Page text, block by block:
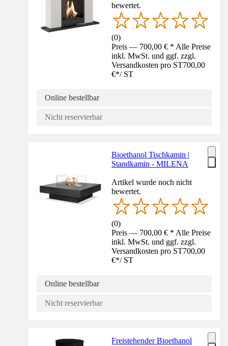
bewertet.
(0)
Preis — 700,00 € * Alle Preise
inkl. MwSt. und ggf. zzgl.
Versandkosten pro ST700,00
€*/ ST
Online bestellbar
Nicht reservierbar
Bioethanol Tischkamin |
Standkamin - MILENA
Artikel wurde noch nicht
bewertet.
(0)
Preis — 700,00 € * Alle Preise
inkl. MwSt. und ggf. zzgl.
Versandkosten pro ST700,00
€*/ ST
Online bestellbar
Nicht reservierbar
Freistehender Bioethanol